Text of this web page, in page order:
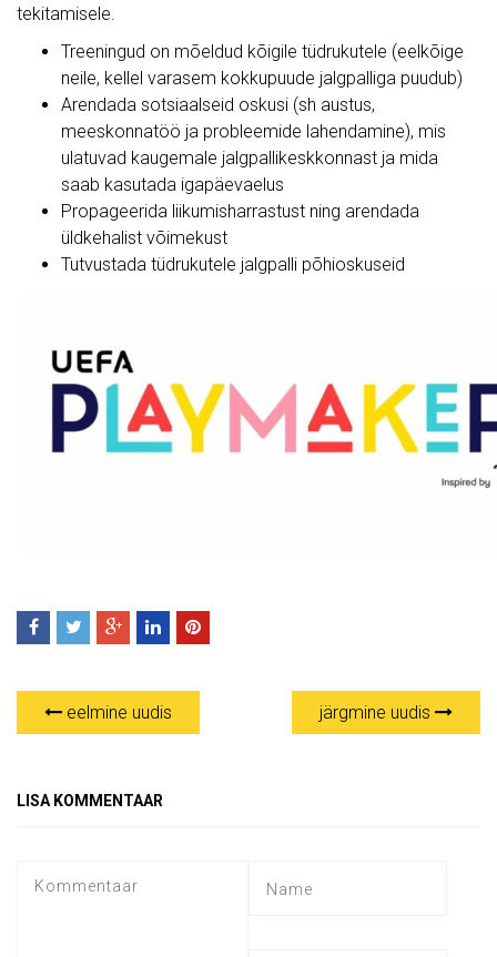
tekitamisele.
Treeningud on mõeldud kõigile tüdrukutele (eelkõige
neile, kellel varasem kokkupuude jalgpalliga puudub)
Arendada sotsiaalseid oskusi (sh austus,
meeskonnatöö ja probleemide lahendamine), mis
ulatuvad kaugemale jalgpallikeskkonnast ja mida
saab kasutada igapäevaelus
Propageerida liikumisharrastust ning arendada
üldkehalist võimekust
Tutvustada tüdrukutele jalgpalli põhioskuseid
eelmine uudis järgmine uudis
LISA KOMMENTAAR